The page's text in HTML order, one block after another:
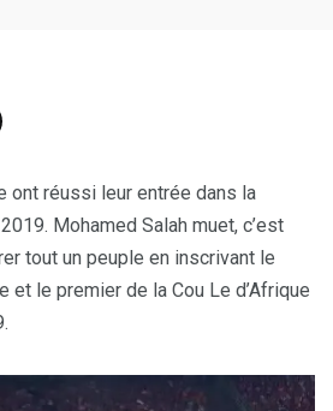
ont réussi leur entrée dans la
Mohamed Salah muet, c’est
tout un peuple en inscrivant le
et le premier de la Cou Le d’Afrique